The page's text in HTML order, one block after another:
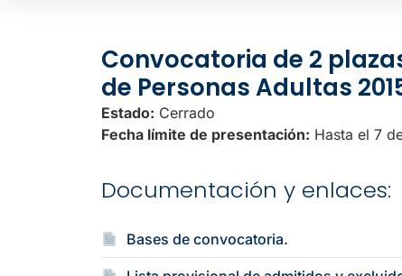
Convocatoria de 2
de Personas Adultas
Estado: Cerrado
Fecha límite de presentación: Hasta el 7
Documentación y enlaces:
Bases de convocatoria.